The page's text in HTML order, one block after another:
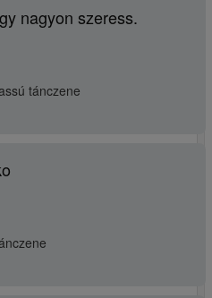
nagyon szeress.
tánczene